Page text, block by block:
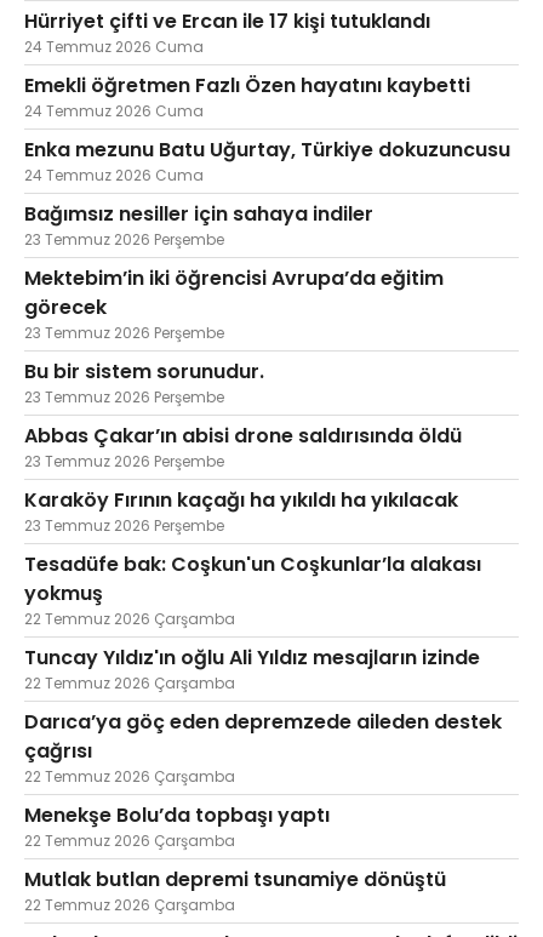
Hürriyet çifti ve Ercan ile 17 kişi tutuklandı
24 Temmuz 2026 Cuma
Emekli öğretmen Fazlı Özen hayatını kaybetti
24 Temmuz 2026 Cuma
Enka mezunu Batu Uğurtay, Türkiye dokuzuncusu
24 Temmuz 2026 Cuma
Bağımsız nesiller için sahaya indiler
23 Temmuz 2026 Perşembe
Mektebim’in iki öğrencisi Avrupa’da eğitim
görecek
23 Temmuz 2026 Perşembe
Bu bir sistem sorunudur.
23 Temmuz 2026 Perşembe
Abbas Çakar’ın abisi drone saldırısında öldü
23 Temmuz 2026 Perşembe
Karaköy Fırının kaçağı ha yıkıldı ha yıkılacak
23 Temmuz 2026 Perşembe
Tesadüfe bak: Coşkun'un Coşkunlar’la alakası
yokmuş
22 Temmuz 2026 Çarşamba
Tuncay Yıldız'ın oğlu Ali Yıldız mesajların izinde
22 Temmuz 2026 Çarşamba
Darıca’ya göç eden depremzede aileden destek
çağrısı
22 Temmuz 2026 Çarşamba
Menekşe Bolu’da topbaşı yaptı
22 Temmuz 2026 Çarşamba
Mutlak butlan depremi tsunamiye dönüştü
22 Temmuz 2026 Çarşamba